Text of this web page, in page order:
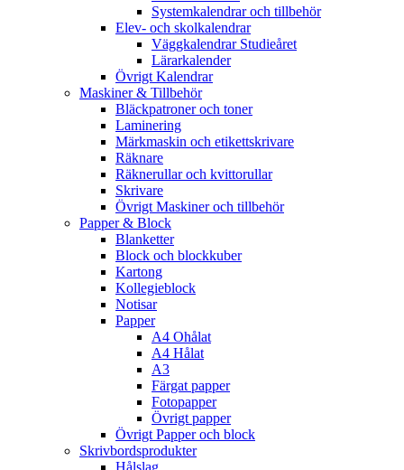
Systemkalendrar och tillbehör
Elev- och skolkalendrar
Väggkalendrar Studieåret
Lärarkalender
Övrigt Kalendrar
Maskiner & Tillbehör
Bläckpatroner och toner
Laminering
Märkmaskin och etikettskrivare
Räknare
Räknerullar och kvittorullar
Skrivare
Övrigt Maskiner och tillbehör
Papper & Block
Blanketter
Block och blockkuber
Kartong
Kollegieblock
Notisar
Papper
A4 Ohålat
A4 Hålat
A3
Färgat papper
Fotopapper
Övrigt papper
Övrigt Papper och block
Skrivbordsprodukter
Hålslag